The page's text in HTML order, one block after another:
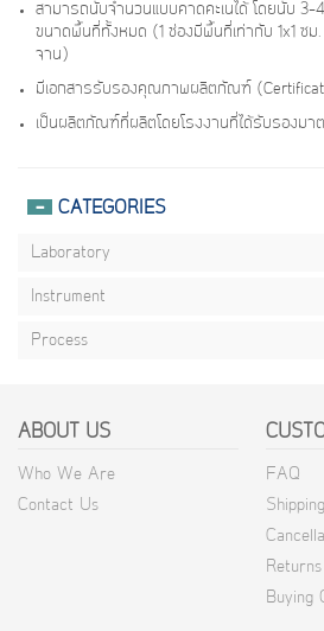
สามารถนับจำนวนแบบคาดคะเนได้ โดยนับ
ขนาดพื้นที่ทั้งหมด (1 ช่องมีพื้นที่เท่ากับ 1x1 ซม
จาน)
มีเอกสารรับรองคุณภาพผลิตภัณฑ์
เป็นผลิตภัณฑ์ที่ผลิตโดยโรงงานที่ได้รับรองม
CATEGORIES
Laboratory
Instrument
Process
ABOUT US
Who We Are
Contact Us
FAQ
Shipping
Returns
Buying